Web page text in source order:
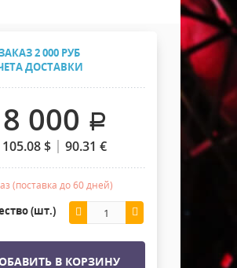
и Кейсы
ИДН
2 000 РУБ
ДОСТАВКИ
8 000 .
105.08$ 90.31 €
(поставка до 60 дней)
(шт.)
В КОРЗИНУ